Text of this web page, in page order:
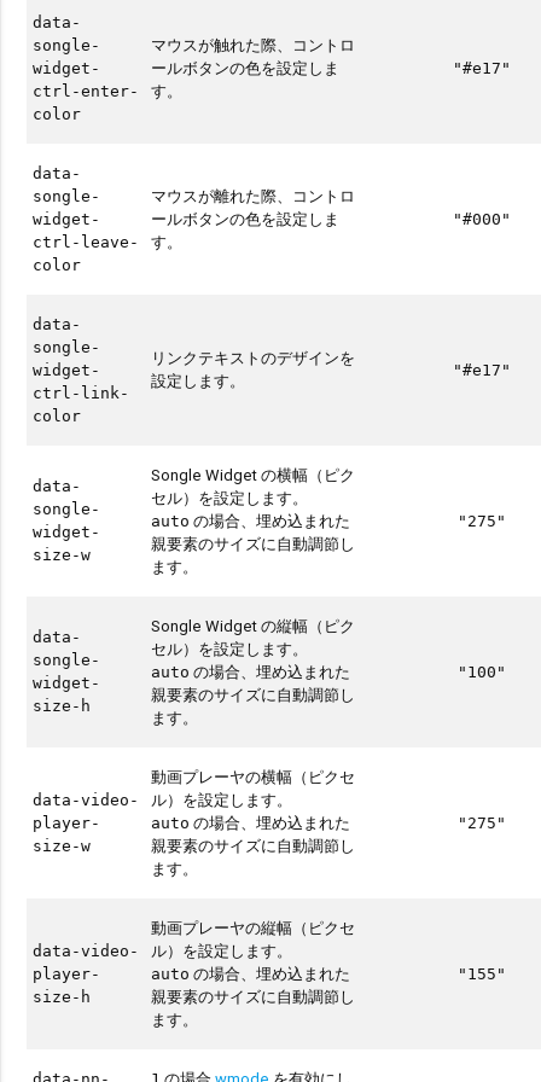
data-
songle-
widget-
ctrl-enter-
color
マウスが触れた際、コントロ
ールボタンの色を設定しま
す。
"#e17"
data-
songle-
widget-
ctrl-leave-
color
マウスが離れた際、コントロ
ールボタンの色を設定しま
す。
"#000"
data-
songle-
widget-
ctrl-link-
color
リンクテキストのデザインを
設定します。
"#e17"
data-
songle-
widget-
size-w
Songle Widget の横幅（ピク
セル）を設定します。
auto の場合、埋め込まれた
親要素のサイズに自動調節し
ます。
"275"
data-
songle-
widget-
size-h
Songle Widget の縦幅（ピク
セル）を設定します。
auto の場合、埋め込まれた
親要素のサイズに自動調節し
ます。
"100"
data-video-
player-
size-w
動画プレーヤの横幅（ピクセ
ル）を設定します。
auto の場合、埋め込まれた
親要素のサイズに自動調節し
ます。
"275"
data-video-
player-
size-h
動画プレーヤの縦幅（ピクセ
ル）を設定します。
auto の場合、埋め込まれた
親要素のサイズに自動調節し
ます。
"155"